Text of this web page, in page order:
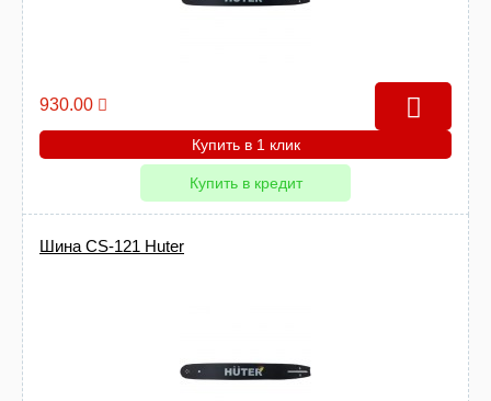
930.00
Купить в 1 клик
Купить в кредит
Шина CS-121 Huter